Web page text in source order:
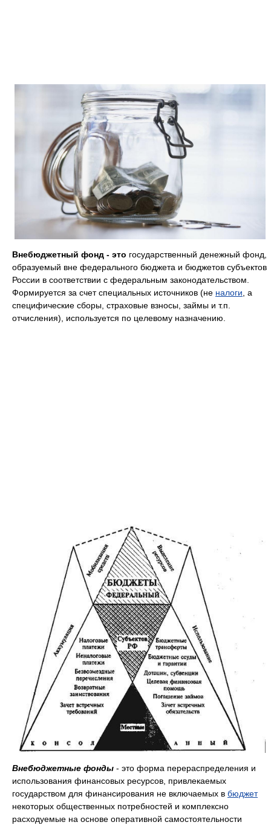
Внебюджетный фонд - это государственный денежный фонд,
образуемый вне федерального бюджета и бюджетов субъектов
России в соответствии с федеральным законодательством.
Формируется за счет специальных источников (не налоги, а
специфические сборы, страховые взносы, займы и т.п.
отчисления), используется по целевому назначению.
Внебюджетные фонды - это форма перераспределения и
использования финансовых ресурсов, привлекаемых
государством для финансирования не включаемых в бюджет
некоторых общественных потребностей и комплексно
расходуемые на основе оперативной самостоятельности